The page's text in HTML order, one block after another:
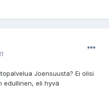
Joensuusta? Ei olisi
edullinen, eli hyvä